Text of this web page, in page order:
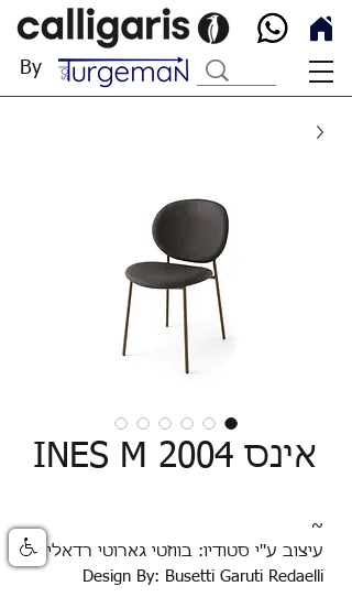
By
אינס INES M 2004
~
עיצוב ע''י סטודיו: בווזטי גארוטי רדאלי
Design By: Busetti Garuti Redaelli